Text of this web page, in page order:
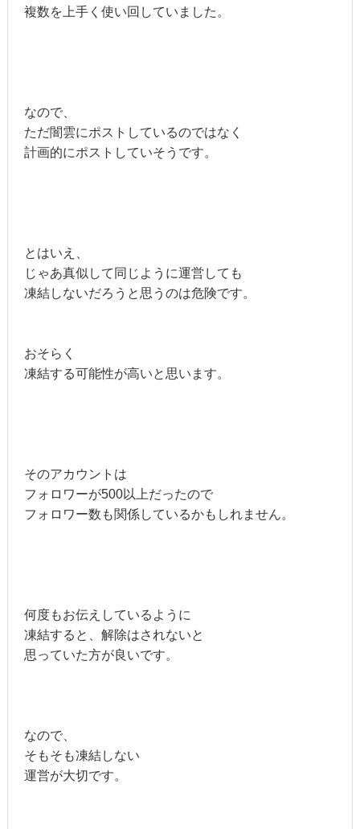
複数を上手く使い回していました。
なので、
ただ闇雲にポストしているのではなく
計画的にポストしていそうです。
とはいえ、
じゃあ真似して同じように運営しても
凍結しないだろうと思うのは危険です。
おそらく
凍結する可能性が高いと思います。
そのアカウントは
フォロワーが500以上だったので
フォロワー数も関係しているかもしれません。
何度もお伝えしているように
凍結すると、解除はされないと
思っていた方が良いです。
なので、
そもそも凍結しない
運営が大切です。